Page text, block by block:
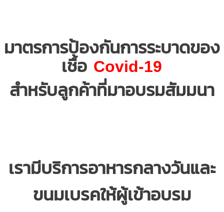
มาตรการป้องกันการระบาดของ
เชื้อ Covid-19
สำหรับลูกค้าที่มาอบรมสัมมนา
เรามีบริการอาหารกลางวันและ
ขนมเบรคให้ผู้เข้าอบรม